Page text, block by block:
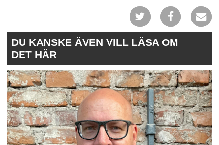
DU KANSKE ÄVEN VILL LÄSA OM
DET HÄR